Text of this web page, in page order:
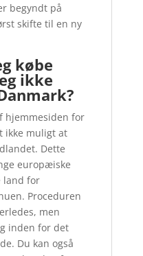
begyndt på
skifte til en ny
købe
ikke
hjemmesiden for
ikke muligt at
Dette
europæiske
land for
Proceduren
men
inden for det
Du kan også